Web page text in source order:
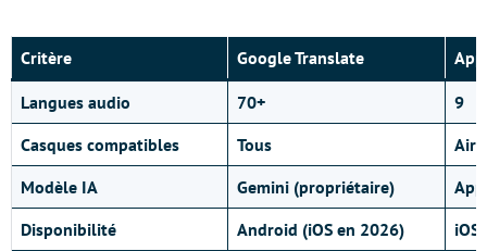
Critère Google Translate
Langues audio 70+
9
Casques compatibles
Tous
Modèle IA
Gemini (propriétaire)
Disponibilité
Android (iOS en 2026) iOS